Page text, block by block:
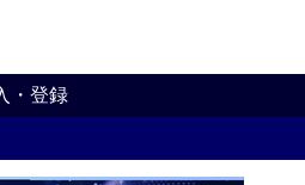
・登録